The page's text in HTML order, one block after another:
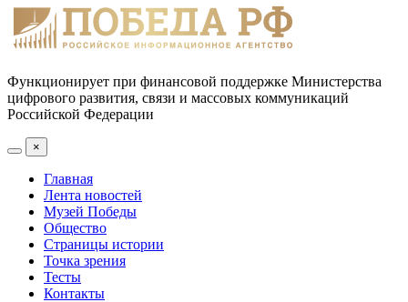
Функционирует при финансовой поддержке Министерства
цифрового развития, связи и массовых коммуникаций
Российской Федерации
×
Главная
Лента новостей
Музей Победы
Общество
Страницы истории
Точка зрения
Тесты
Контакты